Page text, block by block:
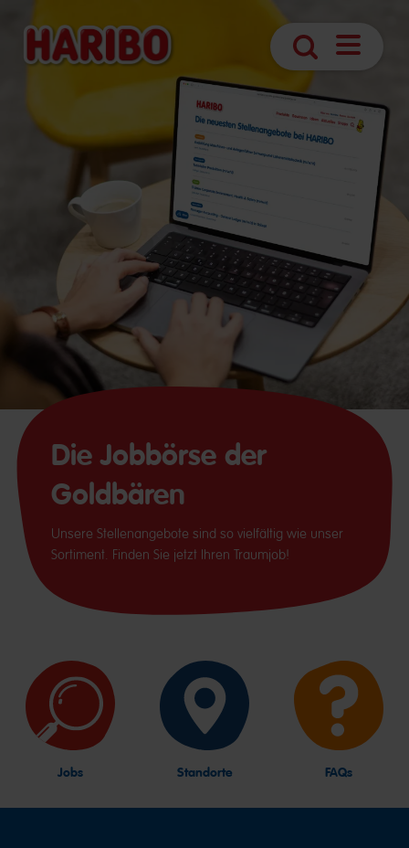
Suche
Die Jobbörse der
Goldbären
Unsere Stellenangebote sind so vielfältig wie unser
Sortiment. Finden Sie jetzt Ihren Traumjob!
Jobs Standorte FAQs